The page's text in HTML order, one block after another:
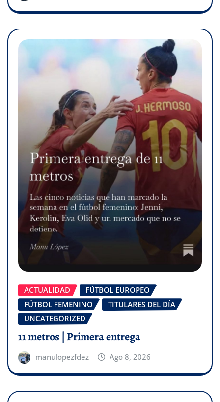
ACTUALIDAD
FÚTBOL EUROPEO
FÚTBOL FEMENINO
TITULARES DEL DÍA
UNCATEGORIZED
11 metros | Primera entrega
manulopezfdez Ago 8, 2026